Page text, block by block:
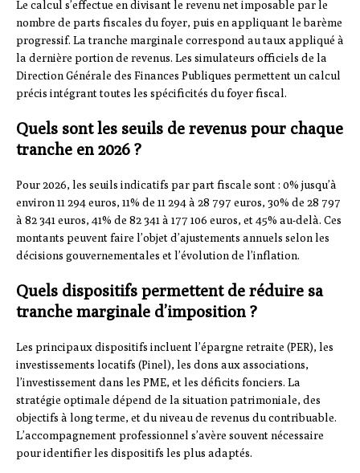
Le calcul s’effectue en divisant le revenu net imposable par le
nombre de parts fiscales du foyer, puis en appliquant le barème
progressif. La tranche marginale correspond au taux appliqué à
la dernière portion de revenus. Les simulateurs officiels de la
Direction Générale des Finances Publiques permettent un calcul
précis intégrant toutes les spécificités du foyer fiscal.
Quels sont les seuils de revenus pour chaque
tranche en 2026 ?
Pour 2026, les seuils indicatifs par part fiscale sont : 0% jusqu’à
environ 11 294 euros, 11% de 11 294 à 28 797 euros, 30% de 28 797
à 82 341 euros, 41% de 82 341 à 177 106 euros, et 45% au-delà. Ces
montants peuvent faire l’objet d’ajustements annuels selon les
décisions gouvernementales et l’évolution de l’inflation.
Quels dispositifs permettent de réduire sa
tranche marginale d’imposition ?
Les principaux dispositifs incluent l’épargne retraite (PER), les
investissements locatifs (Pinel), les dons aux associations,
l’investissement dans les PME, et les déficits fonciers. La
stratégie optimale dépend de la situation patrimoniale, des
objectifs à long terme, et du niveau de revenus du contribuable.
L’accompagnement professionnel s’avère souvent nécessaire
pour identifier les dispositifs les plus adaptés.